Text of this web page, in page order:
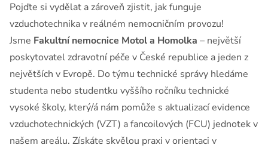
Pojďte si vydělat a zároveň zjistit, jak funguje
vzduchotechnika v reálném nemocničním provozu!
Jsme Fakultní nemocnice Motol a Homolka – největší
poskytovatel zdravotní péče v České republice a jeden z
největších v Evropě. Do týmu technické správy hledáme
studenta nebo studentku vyššího ročníku technické
vysoké školy, který/á nám pomůže s aktualizací evidence
vzduchotechnických (VZT) a fancoilových (FCU) jednotek v
našem areálu. Získáte skvělou praxi v orientaci v